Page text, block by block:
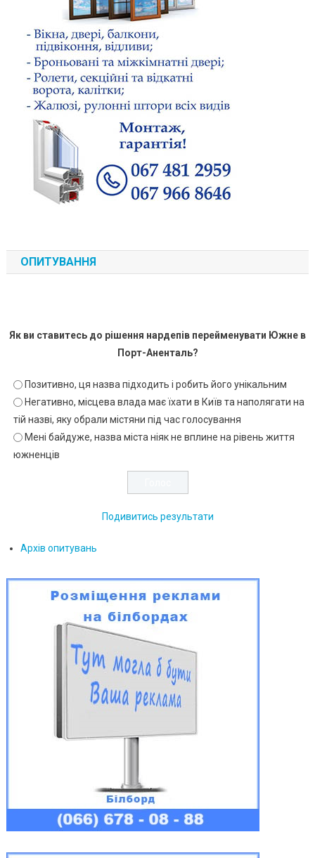
ОПИТУВАННЯ
Як ви ставитесь до рішення нардепів перейменувати Южне в
Порт-Аненталь?
Позитивно, ця назва підходить і робить його унікальним
Негативно, місцева влада має їхати в Київ та наполягати на
тій назві, яку обрали містяни під час голосування
Мені байдуже, назва міста ніяк не вплине на рівень життя
южненців
Подивитись результати
Архів опитувань